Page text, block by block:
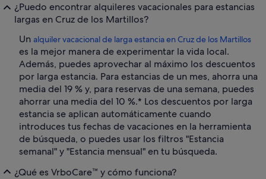
¿Puedo encontrar alquileres vacacionales para estancias
largas en Cruz de los Martillos?
Un alquiler vacacional de larga estancia en Cruz de los Martillos
es la mejor manera de experimentar la vida local.
Además, puedes aprovechar al máximo los descuentos
por larga estancia. Para estancias de un mes, ahorra una
media del 19 % y, para reservas de una semana, puedes
ahorrar una media del 10 %.* Los descuentos por larga
estancia se aplican automáticamente cuando
introduces tus fechas de vacaciones en la herramienta
de búsqueda, o puedes usar los filtros "Estancia
semanal" y "Estancia mensual" en tu búsqueda.
¿Qué es VrboCare™ y cómo funciona?